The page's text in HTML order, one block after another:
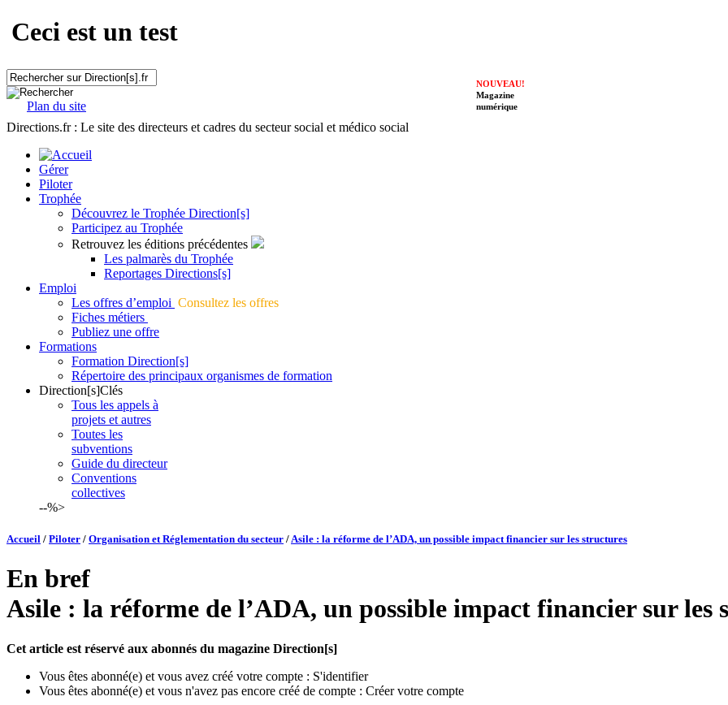
Ceci est un test
Plan du site
NOUVEAU!
Magazine
numérique
Directions.fr : Le site des directeurs et cadres du secteur social et médico social
Gérer
Piloter
Trophée
Découvrez le Trophée Direction[s]
Participez au Trophée
Retrouvez les éditions précédentes
Les palmarès du Trophée
Reportages Directions[s]
Emploi
Les offres d’emploi Consultez les offres
Fiches métiers
Publiez une offre
Formations
Formation Direction[s]
Répertoire des principaux organismes de formation
Direction[s]Clés
Tous les appels à
projets et autres
Toutes les
subventions
Guide du directeur
Conventions
collectives
--%>
Accueil / Piloter / Organisation et Réglementation du secteur /Asile : la réforme de l’ADA, un possible impact financier sur les structures
En bref
Asile : la réforme de l’ADA, un possible impact financier sur les
Cet article est réservé aux abonnés du magazine Direction[s]
Vous êtes abonné(e) et vous avez créé votre compte : S'identifier
Vous êtes abonné(e) et vous n'avez pas encore créé de compte : Créer votre compte